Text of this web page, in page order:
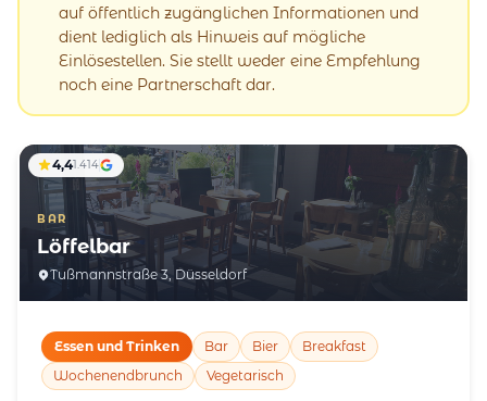
auf öffentlich zugänglichen Informationen und
dient lediglich als Hinweis auf mögliche
Einlösestellen. Sie stellt weder eine Empfehlung
noch eine Partnerschaft dar.
BAR
Löffelbar
Tußmannstraße 3, Düsseldorf
4,41.414
Essen und Trinken Bar Bier
Breakfast
Wochenendbrunch
Vegetarisch